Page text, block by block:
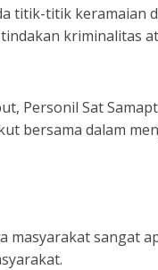
titik-titik keramaian
kriminalitas
Personil Sat
bersama dalam
masyarakat sangat